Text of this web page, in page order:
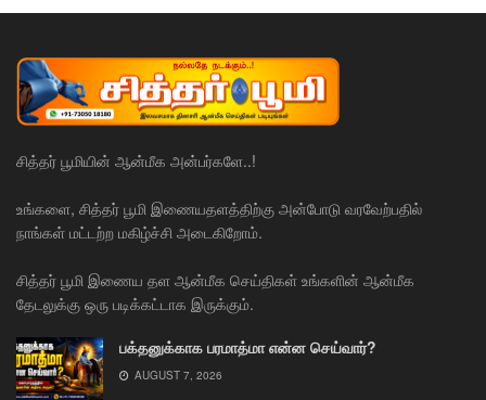
சித்தர் பூமியின் ஆன்மீக அன்பர்களே..!
உங்களை, சித்தர் பூமி இணையதளத்திற்கு அன்போடு வரவேற்பதில்
நாங்கள் மட்டற்ற மகிழ்ச்சி அடைகிறோம்.
சித்தர் பூமி இணைய தள ஆன்மீக செய்திகள் உங்களின் ஆன்மீக
தேடலுக்கு ஒரு படிக்கட்டாக இருக்கும்.
பக்தனுக்காக பரமாத்மா என்ன செய்வார்?
AUGUST 7, 2026